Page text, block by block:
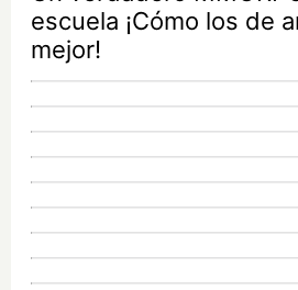
escuela ¡Cómo los de
mejor!